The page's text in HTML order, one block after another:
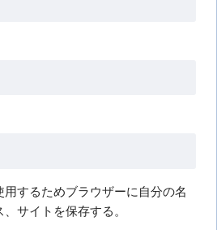
用するためブラウザーに自分の名
サイトを保存する。